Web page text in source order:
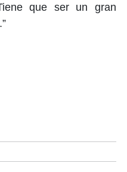
que ser un gran